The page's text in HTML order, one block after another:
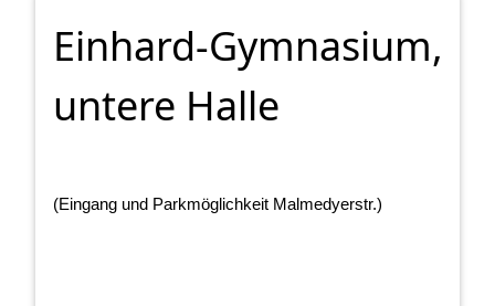
Einhard-Gymnasium,
untere Halle
(Eingang und Parkmöglichkeit Malmedyerstr.)